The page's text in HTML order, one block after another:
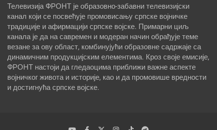
Телевизија ФРОНТ је образовно-забавни телевизијски
канал који се посвећује промовисању српске војничке
традиције и афирмацији српске војске. Примарни циљ
канала је да на савремен и модеран начин обрађује теме
везане за ову област, комбинујући образовне садржаје са
динамичним продукцијским елементима. Кроз своје емисије,
ФРОНТ настоји да гледаоцима приближи важне аспекте
војничког живота и историје, као и да промовише вредности
и достигнућа српске војске.